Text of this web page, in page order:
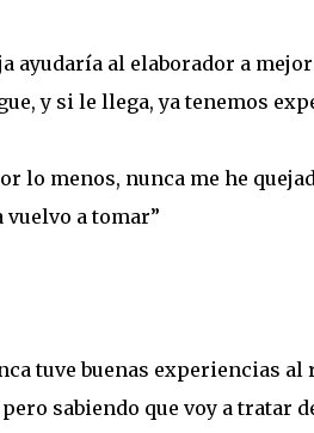
ayudaría al elaborador a
y si le llega, ya tenemos
lo menos, nunca me he
vuelvo a tomar”
tuve buenas experiencias
sabiendo que voy a tratar